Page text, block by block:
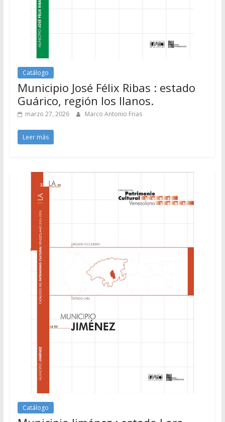
Catálogo
Municipio José Félix Ribas : estado
Guárico, región los llanos.
marzo 27, 2026 Marco Antonio Frias
Leer más
Catálogo